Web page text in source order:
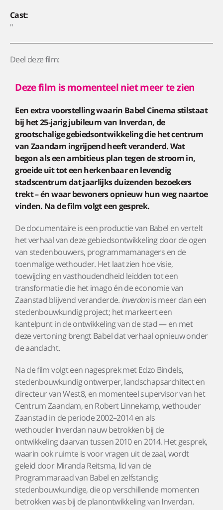
Cast:
''
Deel deze film:
Deze film is momenteel niet meer te zien
Een extra voorstelling waarin Babel Cinema stilstaat
bij het 25-jarig jubileum van Inverdan, de
grootschalige gebiedsontwikkeling die het centrum
van Zaandam ingrijpend heeft veranderd. Wat
begon als een ambitieus plan tegen de stroom in,
groeide uit tot een herkenbaar en levendig
stadscentrum dat jaarlijks duizenden bezoekers
trekt – én waar bewoners opnieuw hun weg naartoe
vinden. Na de film volgt een gesprek.
De documentaire is een productie van Babel en vertelt
het verhaal van deze gebiedsontwikkeling door de ogen
van stedenbouwers, programmamanagers en de
toenmalige wethouder. Het laat zien hoe visie,
toewijding en vasthoudendheid leidden tot een
transformatie die het imago én de economie van
Zaanstad blijvend veranderde.Inverdanis meer dan een
stedenbouwkundig project; het markeert een
kantelpunt in de ontwikkeling van de stad — en met
deze vertoning brengt Babel dat verhaal opnieuw onder
de aandacht.
Na de film volgt een nagesprek met Edzo Bindels,
stedenbouwkundig ontwerper, landschapsarchitect en
directeur van West8, en momenteel supervisor van het
Centrum Zaandam, en Robert Linnekamp, wethouder
Zaanstad in de periode 2002–2014 en als
wethouder Inverdan nauw betrokken bij de
ontwikkeling daarvan tussen 2010 en 2014. Het gesprek,
waarin ook ruimte is voor vragen uit de zaal, wordt
geleid door Miranda Reitsma, lid van de
Programmaraad van Babel en zelfstandig
stedenbouwkundige, die op verschillende momenten
betrokken was bij de planontwikkeling van Inverdan.